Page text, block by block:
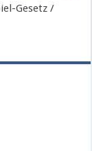
Gesetz /